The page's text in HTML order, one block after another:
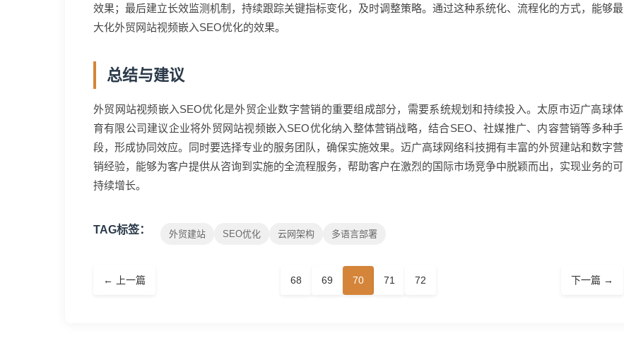
效果；最后建立长效监测机制，持续跟踪关键指标变化，及时调整策略。通过这种系统化、流程化的方式，能够最
大化外贸网站视频嵌入SEO优化的效果。
总结与建议
外贸网站视频嵌入SEO优化是外贸企业数字营销的重要组成部分，需要系统规划和持续投入。太原市迈广高球体
育有限公司建议企业将外贸网站视频嵌入SEO优化纳入整体营销战略，结合SEO、社媒推广、内容营销等多种手
段，形成协同效应。同时要选择专业的服务团队，确保实施效果。迈广高球网络科技拥有丰富的外贸建站和数字营
销经验，能够为客户提供从咨询到实施的全流程服务，帮助客户在激烈的国际市场竞争中脱颖而出，实现业务的可
持续增长。
TAG标签： 外贸建站 SEO优化 云网架构 多语言部署
← 上一篇 68 69 70 71 72 下一篇 →